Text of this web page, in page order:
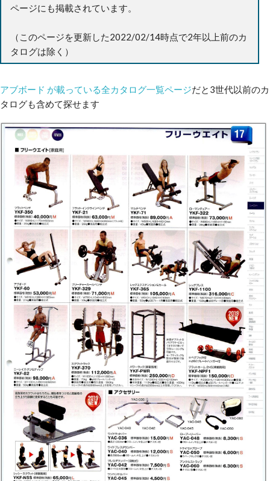
ページにも掲載されています。
（このページを更新した2022/02/14時点で2年以上前のカ
タログは除く）
アブボード が載っている全カタログ一覧ページだと3世代以前のカ
タログも含めて探せます